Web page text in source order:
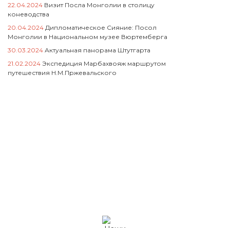
22.04.2024 Визит Посла Монголии в столицу
коневодства
20.04.2024 Дипломатическое Сияние: Посол
Монголии в Национальном музее Вюртемберга
30.03.2024 Актуальная панорама Штутгарта
21.02.2024 Экспедиция Марбахвояж маршрутом
путешествия Н.М.Пржевальского